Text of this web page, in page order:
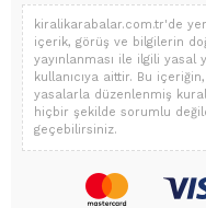
kiralikarabalar.com.tr'de
içerik, görüş ve bilgilerin
yayınlanması ile ilgili
kullanıcıya aittir. Bu
yasalarla düzenlenmiş
hiçbir şekilde sorumlu
geçebilirsiniz.